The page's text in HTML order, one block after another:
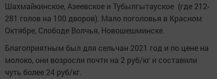
Шахмайкинское, Азеевское и Тубылгытауское (где 212-
281 голов на 100 дворов). Мало поголовья в Красном
Октябре, Слободе Волчья, Новошешминске.
Благоприятным был для сельчан 2021 год и по цене на
молоко, они возросли почти на 2 руб/кг и составили
чуть более 24 руб/кг.